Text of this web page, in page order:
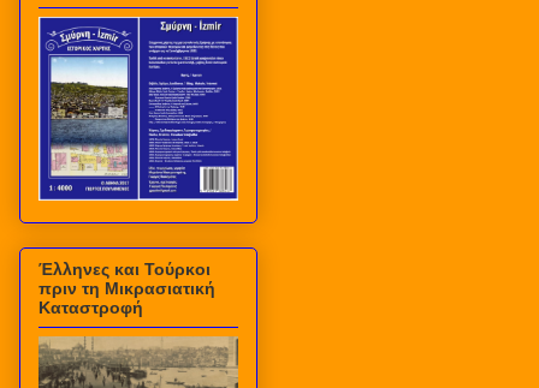
Έλληνες και Τούρκοι
πριν τη Μικρασιατική
Καταστροφή